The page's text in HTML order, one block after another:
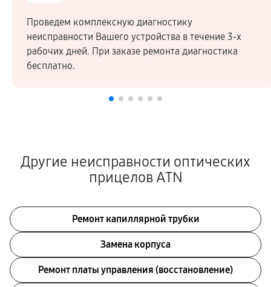
Проведем комплексную диагностику
неисправности Вашего устройства в течение 3-х
рабочих дней. При заказе ремонта диагностика
бесплатно.
Другие неисправности оптических
прицелов ATN
Ремонт капиллярной трубки
Замена корпуса
Ремонт платы управления (восстановление)